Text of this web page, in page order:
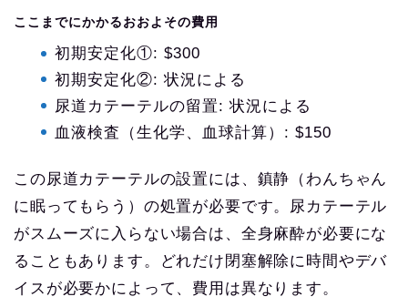
ここまでにかかるおおよその費用
初期安定化①: $300
初期安定化②: 状況による
尿道カテーテルの留置: 状況による
血液検査（生化学、血球計算）: $150
この尿道カテーテルの設置には、鎮静（わんちゃん
に眠ってもらう）の処置が必要です。尿カテーテル
がスムーズに入らない場合は、全身麻酔が必要にな
ることもあります。どれだけ閉塞解除に時間やデバ
イスが必要かによって、費用は異なります。